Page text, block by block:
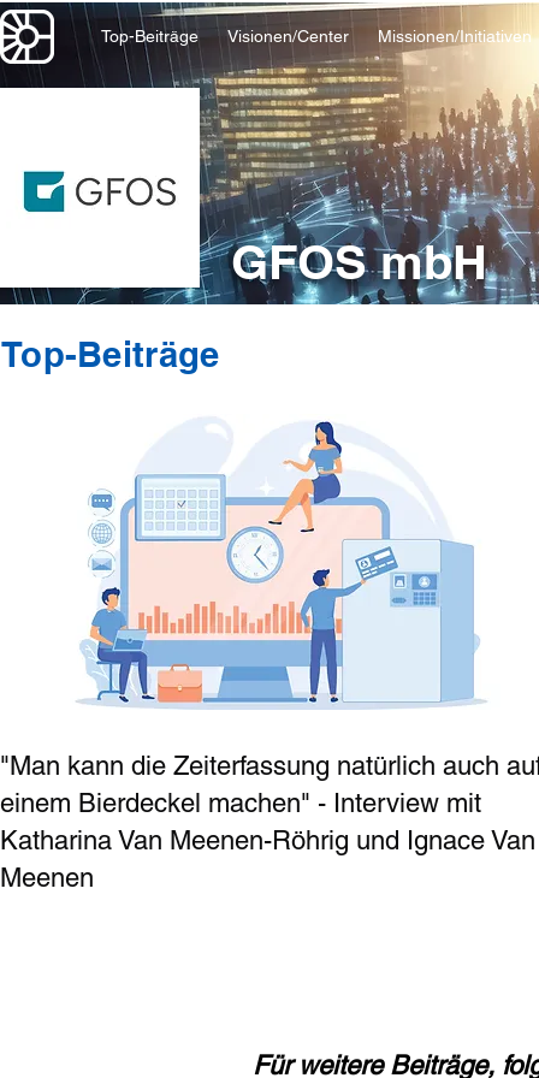
Top-Beiträge Visionen/Center Missionen/Initiativen
GFOS mbH
Top-Beiträge
"Man kann die Zeiterfassung natürlich auch
einem Bierdeckel machen" - Interview mit
Katharina Van Meenen-Röhrig und Ignace Van
Meenen
Für weitere Beiträge,